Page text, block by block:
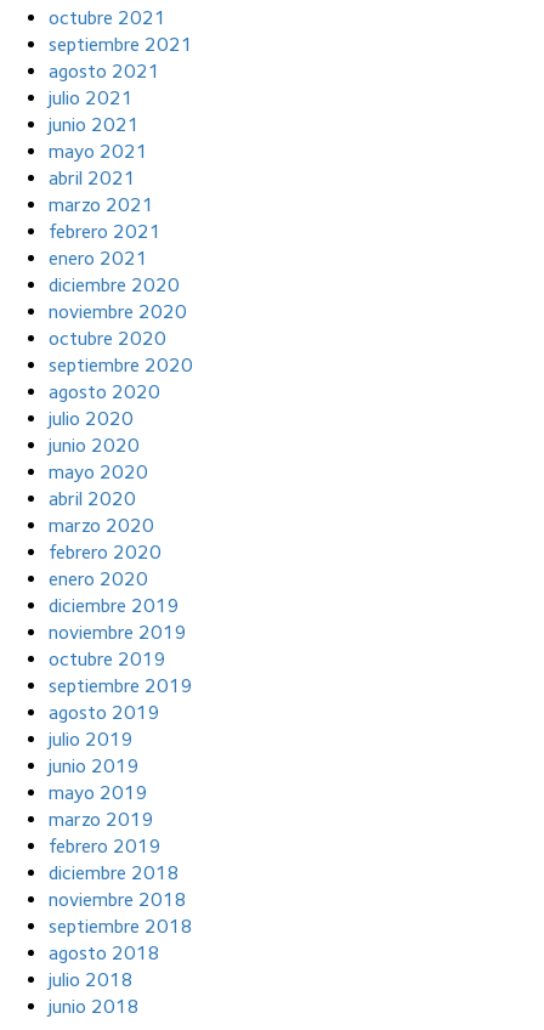
octubre 2021
septiembre 2021
agosto 2021
julio 2021
junio 2021
mayo 2021
abril 2021
marzo 2021
febrero 2021
enero 2021
diciembre 2020
noviembre 2020
octubre 2020
septiembre 2020
agosto 2020
julio 2020
junio 2020
mayo 2020
abril 2020
marzo 2020
febrero 2020
enero 2020
diciembre 2019
noviembre 2019
octubre 2019
septiembre 2019
agosto 2019
julio 2019
junio 2019
mayo 2019
marzo 2019
febrero 2019
diciembre 2018
noviembre 2018
septiembre 2018
agosto 2018
julio 2018
junio 2018